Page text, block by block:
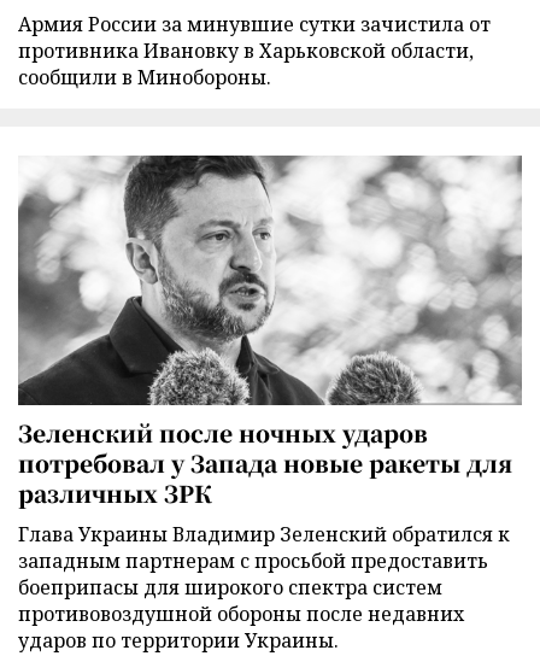
Армия России за минувшие сутки зачистила от
противника Ивановку в Харьковской области,
сообщили в Минобороны.
Зеленский после ночных ударов
потребовал у Запада новые ракеты для
различных ЗРК
Глава Украины Владимир Зеленский обратился к
западным партнерам с просьбой предоставить
боеприпасы для широкого спектра систем
противовоздушной обороны после недавних
ударов по территории Украины.